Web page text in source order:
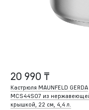
20 990 ₸
Кастрюля MAUNFELD GERDA
MCS44S07 из
крышкой, 22 см, 4,4 л.